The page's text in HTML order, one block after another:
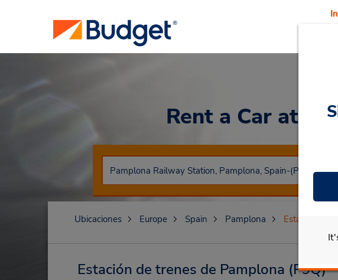
Rent a Car at
Ubicaciones Europe Spain Pamplona Estación de
Estación de trenes de Pamplona (P9Q)